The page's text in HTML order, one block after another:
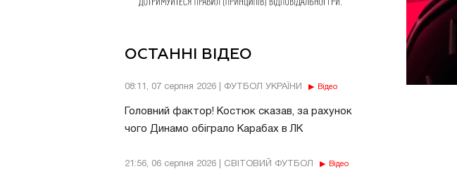
ОСТАННІ ВІДЕО
08:11, 07 серпня 2026 | ФУТБОЛ УКРАЇНИ Відео
Головний фактор! Костюк сказав, за рахунок
чого Динамо обіграло Карабах в ЛК
21:56, 06 серпня 2026 | СВІТОВИЙ ФУТБОЛ Відео